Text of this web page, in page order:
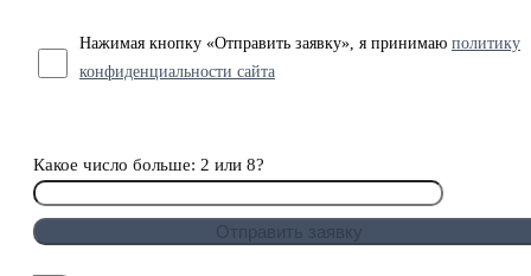
Нажимая кнопку «Отправить заявку», я принимаю политику
конфиденциальности сайта
Какое число больше: 2 или 8?